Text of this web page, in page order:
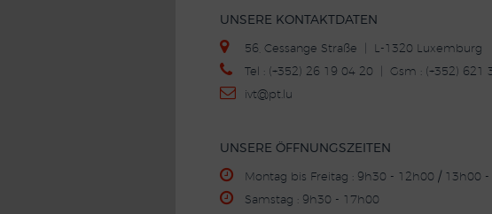
UNSERE KONTAKTDATEN
56, Cessange Straße | L-1320 Luxemburg
Tel : (+352) 26 19 04 20 | Gsm : (+352)
ivt@pt.lu
UNSERE ÖFFNUNGSZEITEN
Montag bis Freitag : 9h30 - 12h00 / 13h00
Samstag : 9h30 - 17h00